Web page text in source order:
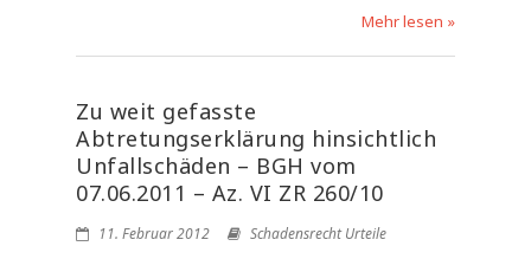
Mehr lesen »
Zu weit gefasste
Abtretungserklärung hinsichtlich
Unfallschäden – BGH vom
07.06.2011 – Az. VI ZR 260/10
11. Februar 2012 Schadensrecht Urteile